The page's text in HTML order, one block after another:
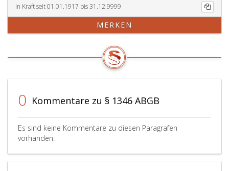
In Kraft seit 01.01.1917 bis 31.12.9999
MERKEN
0 Kommentare zu § 1346 ABGB
Es sind keine Kommentare zu diesen Paragrafen
vorhanden.